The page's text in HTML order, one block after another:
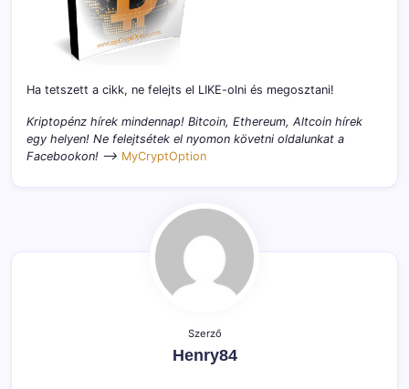
Ha tetszett a cikk, ne felejts el LIKE-olni és megosztani!
Kriptopénz hírek mindennap! Bitcoin, Ethereum, Altcoin hírek
egy helyen! Ne felejtsétek el nyomon követni oldalunkat a
Facebookon! –> MyCryptOption
Szerző
Henry84